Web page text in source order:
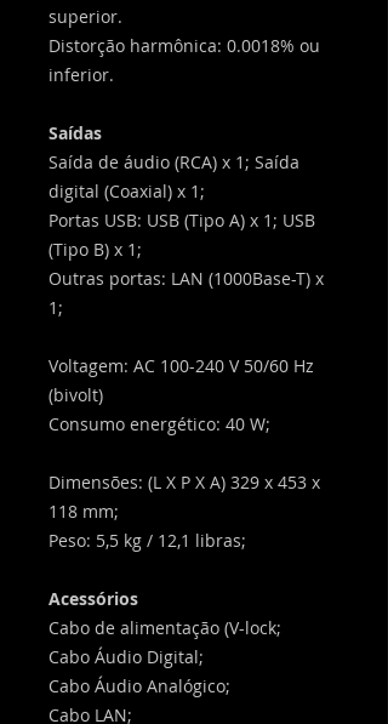
superior.
Distorção harmônica: 0.0018% ou
inferior.
Saídas
Saída de áudio (RCA) x 1; Saída
digital (Coaxial) x 1;
Portas USB: USB (Tipo A) x 1; USB
(Tipo B) x 1;
Outras portas: LAN (1000Base-T) x
1;
Voltagem: AC 100-240 V 50/60 Hz
(bivolt)
Consumo energético: 40 W;
Dimensões: (L X P X A) 329 x 453 x
118 mm;
Peso: 5,5 kg / 12,1 libras;
Acessórios
Cabo de alimentação (V-lock;
Cabo Áudio Digital;
Cabo Áudio Analógico;
Cabo LAN;